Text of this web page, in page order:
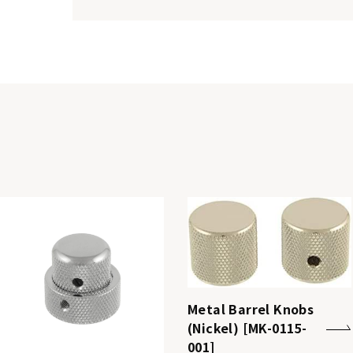
Metal Barrel Knobs
(Nickel) [MK-0115-
001]